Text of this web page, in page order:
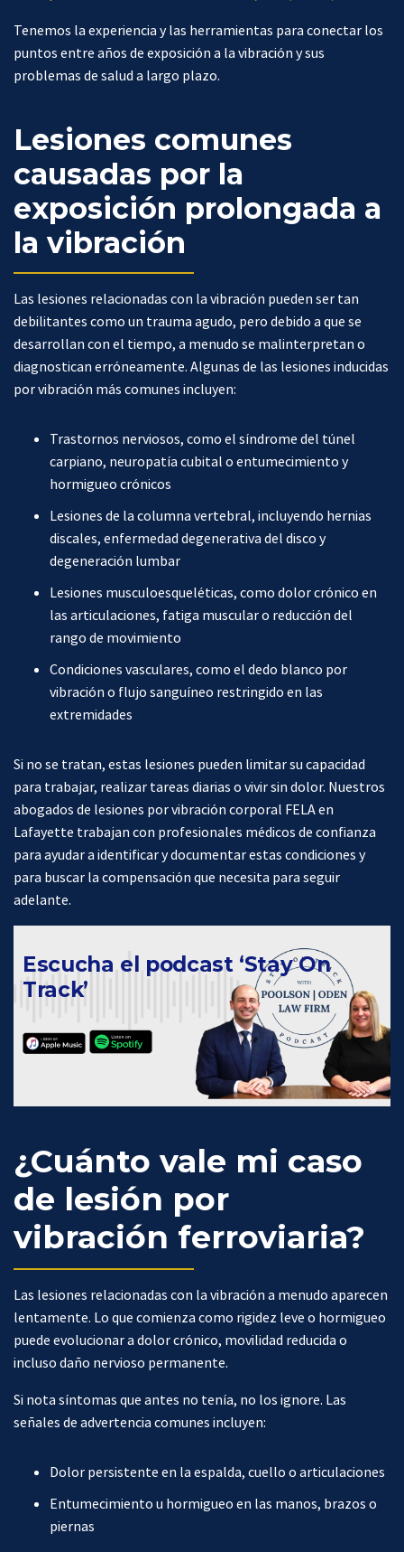
Tenemos la experiencia y las herramientas para conectar los
puntos entre años de exposición a la vibración y sus
problemas de salud a largo plazo.
Lesiones comunes
causadas por la
exposición prolongada a
la vibración
Las lesiones relacionadas con la vibración pueden ser tan
debilitantes como un trauma agudo, pero debido a que se
desarrollan con el tiempo, a menudo se malinterpretan o
diagnostican erróneamente. Algunas de las lesiones inducidas
por vibración más comunes incluyen:
Trastornos nerviosos, como el síndrome del túnel
carpiano, neuropatía cubital o entumecimiento y
hormigueo crónicos
Lesiones de la columna vertebral, incluyendo hernias
discales, enfermedad degenerativa del disco y
degeneración lumbar
Lesiones musculoesqueléticas, como dolor crónico en
las articulaciones, fatiga muscular o reducción del
rango de movimiento
Condiciones vasculares, como el dedo blanco por
vibración o flujo sanguíneo restringido en las
extremidades
Si no se tratan, estas lesiones pueden limitar su capacidad
para trabajar, realizar tareas diarias o vivir sin dolor. Nuestros
abogados de lesiones por vibración corporal FELA en
Lafayette trabajan con profesionales médicos de confianza
para ayudar a identificar y documentar estas condiciones y
para buscar la compensación que necesita para seguir
adelante.
Escucha el podcast ‘Stay On
Track’
¿Cuánto vale mi caso
de lesión por
vibración ferroviaria?
Las lesiones relacionadas con la vibración a menudo aparecen
lentamente. Lo que comienza como rigidez leve o hormigueo
puede evolucionar a dolor crónico, movilidad reducida o
incluso daño nervioso permanente.
Si nota síntomas que antes no tenía, no los ignore. Las
señales de advertencia comunes incluyen:
Dolor persistente en la espalda, cuello o articulaciones
Entumecimiento u hormigueo en las manos, brazos o
piernas